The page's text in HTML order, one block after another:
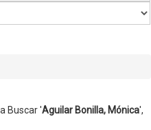
Buscar 'Aguilar Bonilla, Mónica',